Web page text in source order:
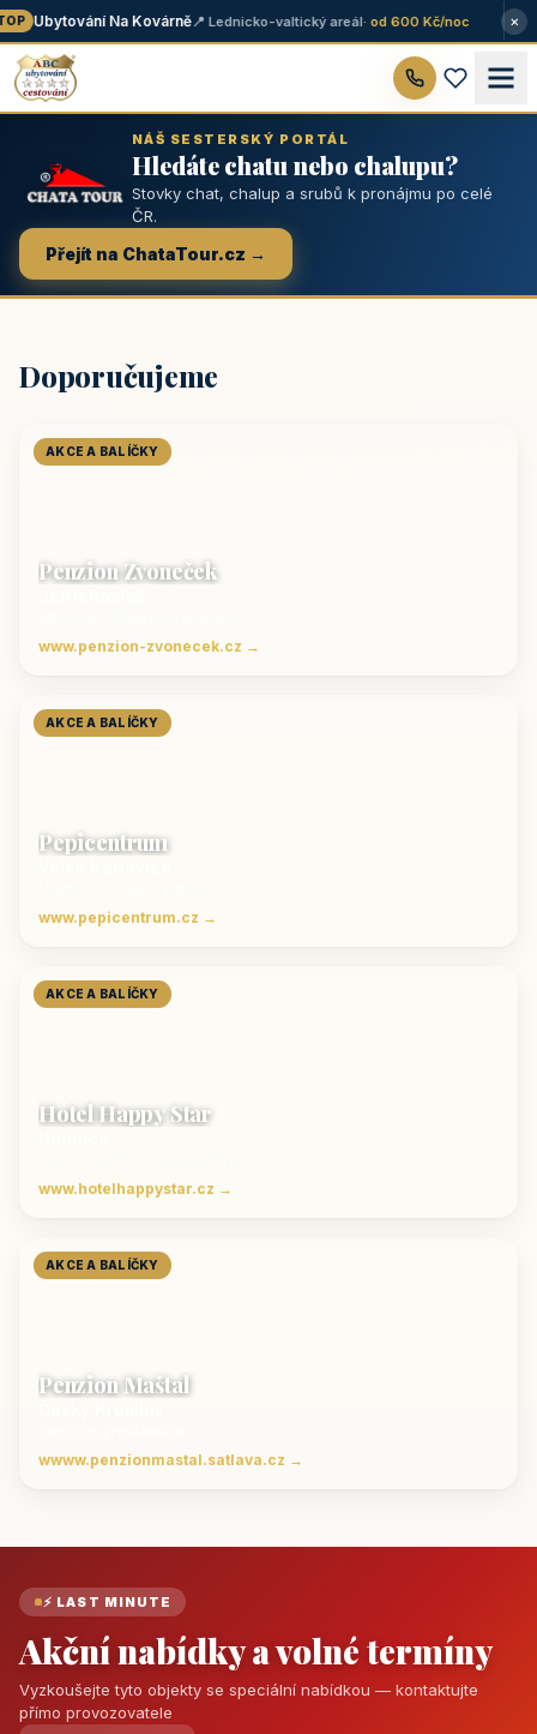
Ubytování Na Kovárně📍 Lednicko-valtický areál· od 600 Kč/noc ×
NÁŠ SESTERSKÝ PORTÁL
Hledáte chatu nebo chalupu?
Stovky chat, chalup a srubů k pronájmu po celé
ČR.
Přejít na ChataTour.cz →
Doporučujeme
AKCE A BALÍČKY
Penzion Zvoneček
www.penzion-zvonecek.cz →
AKCE A BALÍČKY
Pepicentrum
www.pepicentrum.cz →
AKCE A BALÍČKY
Hotel Happy Star
www.hotelhappystar.cz →
AKCE A BALÍČKY
Penzion Maštal
wwww.penzionmastal.satlava.cz →
⚡ LAST MINUTE
Akční nabídky a volné termíny
Vyzkoušejte tyto objekty se speciální nabídkou — kontaktujte
přímo provozovatele